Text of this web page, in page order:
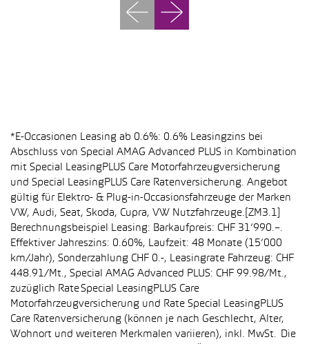
*E-Occasionen Leasing ab 0.6%: 0.6% Leasingzins bei
Abschluss von Special AMAG Advanced PLUS in Kombination
mit Special LeasingPLUS Care Motorfahrzeugversicherung
und Special LeasingPLUS Care Ratenversicherung. Angebot
gültig für Elektro- & Plug-in-Occasionsfahrzeuge der Marken
VW, Audi, Seat, Skoda, Cupra, VW Nutzfahrzeuge.[ZM3.1]
Berechnungsbeispiel Leasing: Barkaufpreis: CHF 31’990.–.
Effektiver Jahreszins: 0.60%, Laufzeit: 48 Monate (15’000
km/Jahr), Sonderzahlung CHF 0.-, Leasingrate Fahrzeug: CHF
448.91/Mt., Special AMAG Advanced PLUS: CHF 99.98/Mt.,
zuzüglich Rate Special LeasingPLUS Care
Motorfahrzeugversicherung und Rate Special LeasingPLUS
Care Ratenversicherung (können je nach Geschlecht, Alter,
Wohnort und weiteren Merkmalen variieren), inkl. MwSt. Die